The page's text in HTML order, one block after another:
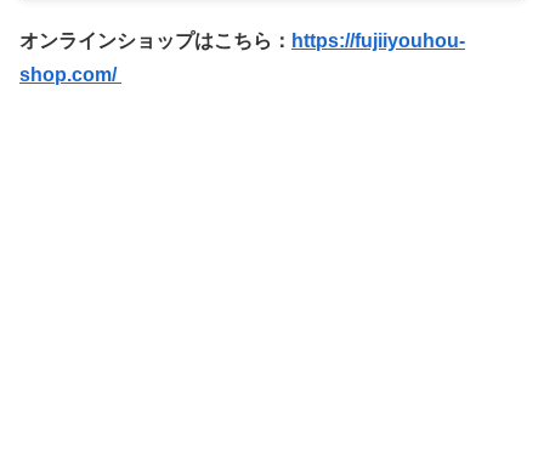
オンラインショップはこちら： https://fujiiyouhou-
shop.com/